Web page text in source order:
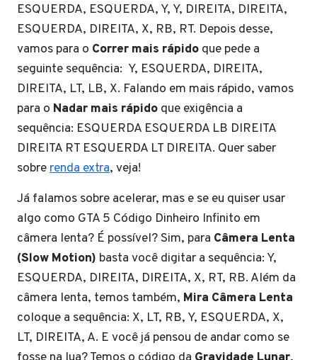
ESQUERDA, ESQUERDA, Y, Y, DIREITA, DIREITA,
ESQUERDA, DIREITA, X, RB, RT. Depois desse,
vamos para o Correr mais rápido que pede a
seguinte sequência: Y, ESQUERDA, DIREITA,
DIREITA, LT, LB, X. Falando em mais rápido, vamos
para o Nadar mais rápido que exigência a
sequência: ESQUERDA ESQUERDA LB DIREITA
DIREITA RT ESQUERDA LT DIREITA. Quer saber
sobrerenda extra, veja!
Já falamos sobre acelerar, mas e se eu quiser usar
algo como GTA 5 Código Dinheiro Infinito em
câmera lenta? É possível? Sim, para Câmera Lenta
(Slow Motion) basta você digitar a sequência: Y,
ESQUERDA, DIREITA, DIREITA, X, RT, RB. Além da
câmera lenta, temos também, Mira Câmera Lenta
coloque a sequência: X, LT, RB, Y, ESQUERDA, X,
LT, DIREITA, A. E você já pensou de andar como se